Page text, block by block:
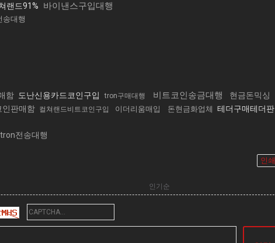
랜드91% 바이낸스구입대행
송대행
함 도난신용카드코인구입 tron구매대행 비트코인송금대행 현금돈믹싱
인판매함 컬쳐랜드비트코인구입 이더리움매입 돈현금화업체 테더구매테더판
tron전송대행
인쇄